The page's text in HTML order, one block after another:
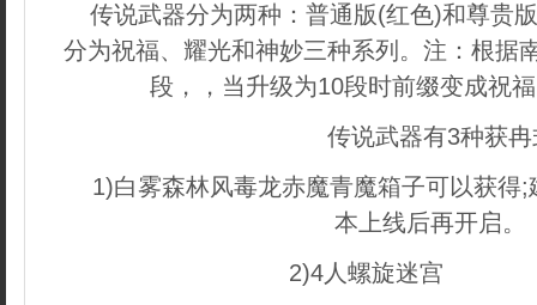
传说武器分为两种： 普通版(红色)和尊贵
分为祝福、耀光和神妙三种系列 。注：根据
段，，当升级为10段时前缀变成祝
传说武器有3种获
1)白雾森林风毒龙赤魔青魔箱子可以获得;
本上线后再开启。
2)4人螺旋迷宫